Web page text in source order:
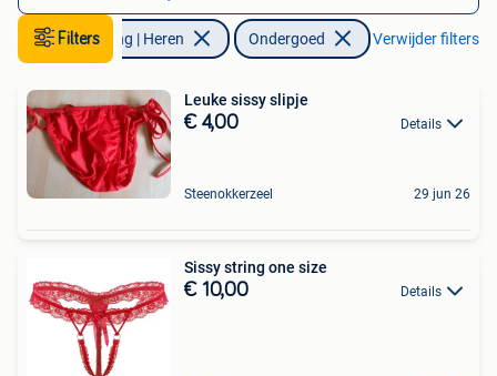
FiltersKleding | Heren Ondergoed Verwijder filters
Leuke sissy slipje
€ 4,00 Details
Steenokkerzeel 29 jun 26
Sissy string one size
€ 10,00 Details